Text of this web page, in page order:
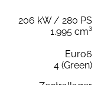
206 kW / 280 PS
1.995 cm³
Euro6
4 (Green)